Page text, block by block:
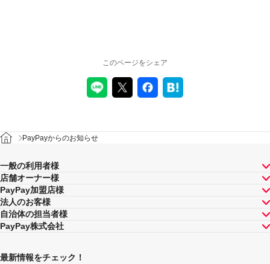
このページをシェア
PayPayからのお知らせ
一般の利用者様
店舗オーナー様
PayPay加盟店様
法人のお客様
自治体の担当者様
PayPay株式会社
最新情報をチェック！